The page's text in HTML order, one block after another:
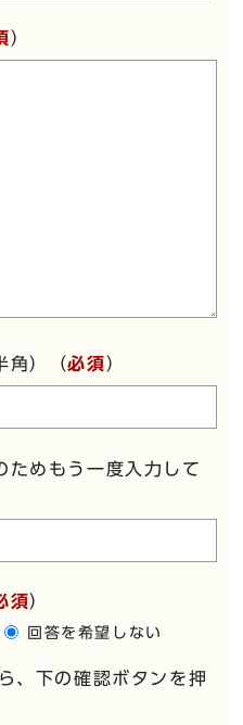
）
角）（必須）
ためもう一度入力して
須）
回答を希望しない
、下の確認ボタンを押